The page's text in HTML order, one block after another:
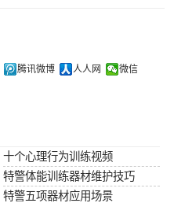
腾讯微博 人人网 微信
十个心理行为训练视频
特警体能训练器材维护技巧
特警五项器材应用场景